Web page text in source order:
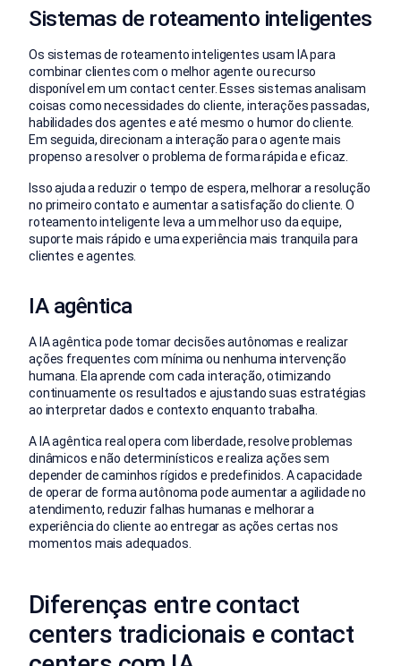
Sistemas de roteamento inteligentes
Os sistemas de roteamento inteligentes usam IA para
combinar clientes com o melhor agente ou recurso
disponível em um contact center. Esses sistemas analisam
coisas como necessidades do cliente, interações passadas,
habilidades dos agentes e até mesmo o humor do cliente.
Em seguida, direcionam a interação para o agente mais
propenso a resolver o problema de forma rápida e eficaz.
Isso ajuda a reduzir o tempo de espera, melhorar a resolução
no primeiro contato e aumentar a satisfação do cliente. O
roteamento inteligente leva a um melhor uso da equipe,
suporte mais rápido e uma experiência mais tranquila para
clientes e agentes.
IA agêntica
A IA agêntica pode tomar decisões autônomas e realizar
ações frequentes com mínima ou nenhuma intervenção
humana. Ela aprende com cada interação, otimizando
continuamente os resultados e ajustando suas estratégias
ao interpretar dados e contexto enquanto trabalha.
A IA agêntica real opera com liberdade, resolve problemas
dinâmicos e não determinísticos e realiza ações sem
depender de caminhos rígidos e predefinidos. A capacidade
de operar de forma autônoma pode aumentar a agilidade no
atendimento, reduzir falhas humanas e melhorar a
experiência do cliente ao entregar as ações certas nos
momentos mais adequados.
Diferenças entre contact
centers tradicionais e contact